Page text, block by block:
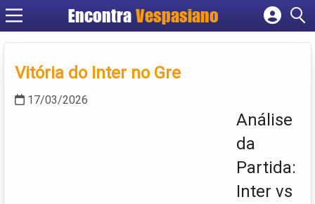
Encontra Vespasiano
Cadastrar empresa
Criar conta
Vitória do Inter no Gre
17/03/2026
Análise
da
Partida:
Inter vs